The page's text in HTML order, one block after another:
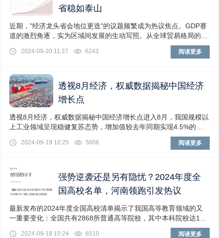
省稳如泰山
近期，"经济龙头省会地位更迭"的议题频繁成为热议焦点。GDP赛
道的激烈角逐，实为区域间发展的生动写照。从全球贸易格局的重
2024-09-20 11:27 6243 阅读更多
透视8月经济，权威数据揭秘中国经济
增长点
透视8月经济，权威数据揭秘中国经济增长点进入8月，我国规模以
上工业领域呈现稳健复苏态势，增加值较去年同期实现4.5%的增
2024-09-19 10:25 5606 阅读更多
强势逆袭还是另有隐忧？2024年度全
国高校名单，河南领跑引发热议
最新发布的2024年度全国高校清单揭示了我国高等教育领域的又
一重要变化：全国共有2868所普通高等院校，其中本科院校达130
2024-09-18 10:24 6510 阅读更多